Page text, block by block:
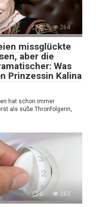
0 264
missglückte
aber die
Was
Prinzessin Kalina
hat schon immer
als süße Thronfolgerin,
0 263